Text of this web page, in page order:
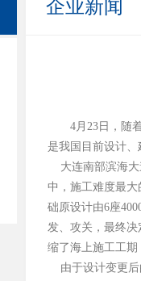
企业新闻
4月23日，随
是我国目前设计、
大连南部滨海大
中，施工难度最大
础原设计由6座
发、攻关，最终决
缩了海上施工工期
由于设计变更后